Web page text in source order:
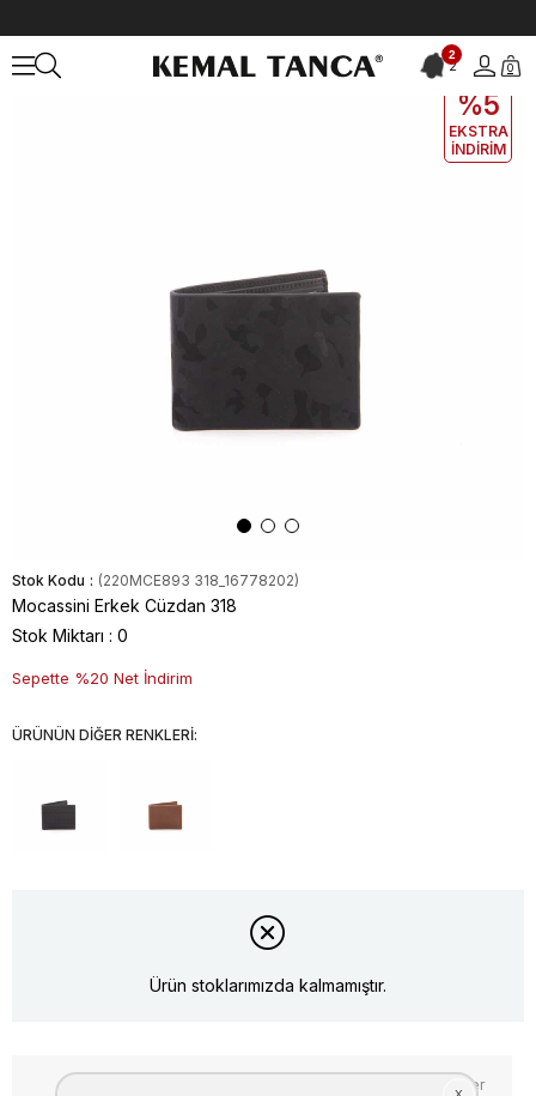
2
2 0
EKLE5
%5
EKSTRA
İNDİRİM
Stok Kodu (220MCE893 318_16778202)
Mocassini Erkek Cüzdan 318
Stok Miktarı : 0
Sepette %20 Net İndirim
ÜRÜNÜN DİĞER RENKLERİ:
Ürün stoklarımızda kalmamıştır.
Fiyat Düşünce Haber Ver